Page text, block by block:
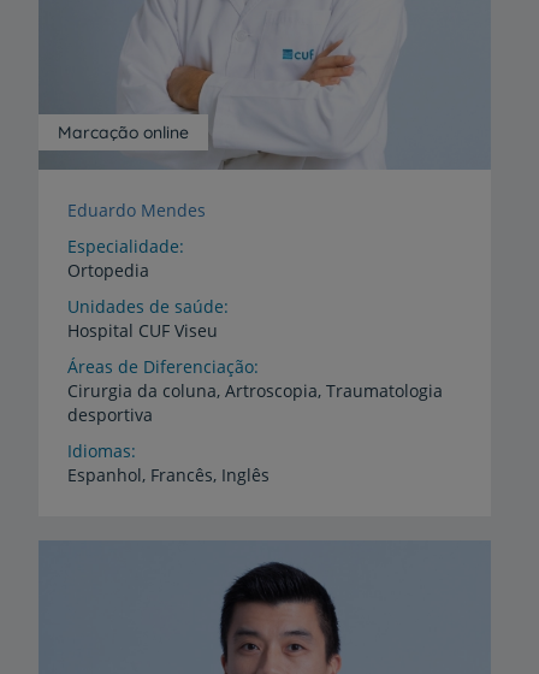
Marcação online
Eduardo Mendes
Especialidade
Ortopedia
Unidades de saúde
Hospital CUF Viseu
Áreas de Diferenciação
Cirurgia da coluna, Artroscopia, Traumatologia
desportiva
Idiomas
Espanhol, Francês, Inglês